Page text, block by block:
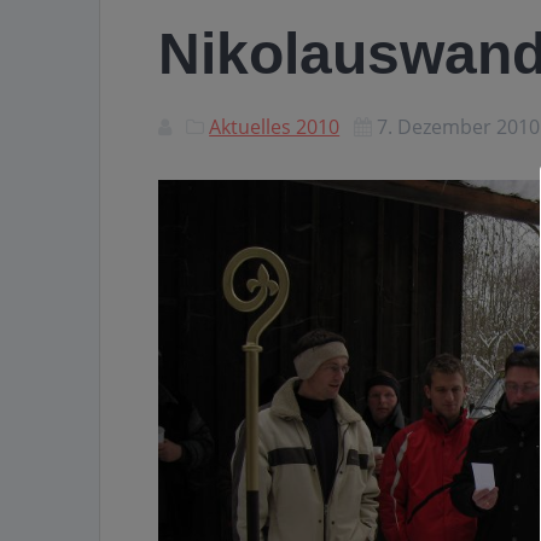
Aktuelles 2010 7. Dezember 2010